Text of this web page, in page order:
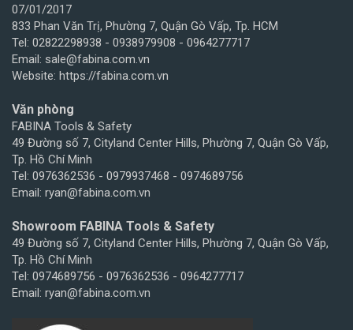
07/01/2017
833 Phan Văn Trị, Phường 7, Quận Gò Vấp, Tp. HCM
Tel: 02822298938 - 0938979908 - 0964277717
Email: sale@fabina.com.vn
Website: https://fabina.com.vn
Văn phòng
FABINA Tools & Safety
49 Đường số 7, Cityland Center Hills, Phường 7, Quận Gò Vấp,
Tp. Hồ Chí Minh
Tel: 0976362536 - 0979937468 - 0974689756
Email: ryan@fabina.com.vn
Showroom FABINA Tools & Safety
49 Đường số 7, Cityland Center Hills, Phường 7, Quận Gò Vấp,
Tp. Hồ Chí Minh
Tel: 0974689756 - 0976362536 - 0964277717
Email: ryan@fabina.com.vn